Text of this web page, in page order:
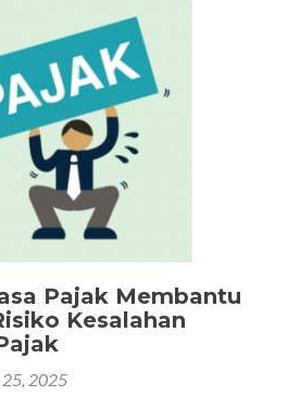
Manajemen
Bisnis
dalam
Satu
Pajak Membantu
Kesalahan
25, 2025